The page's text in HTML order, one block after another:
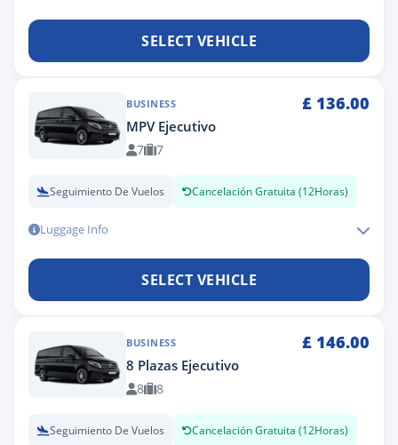
SELECT VEHICLE
BUSINESS £ 136.00
MPV Ejecutivo
7 7
Seguimiento De Vuelos Cancelación Gratuita (12Horas)
Luggage Info
SELECT VEHICLE
BUSINESS £ 146.00
8 Plazas Ejecutivo
8 8
Seguimiento De Vuelos Cancelación Gratuita (12Horas)